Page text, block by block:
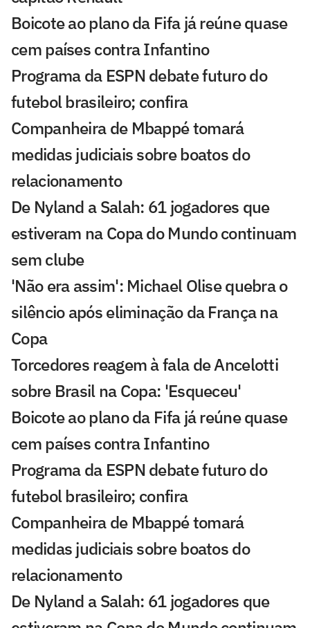
Boicote ao plano da Fifa já reúne quase
cem países contra Infantino
Programa da ESPN debate futuro do
futebol brasileiro; confira
Companheira de Mbappé tomará
medidas judiciais sobre boatos do
relacionamento
De Nyland a Salah: 61 jogadores que
estiveram na Copa do Mundo continuam
sem clube
'Não era assim': Michael Olise quebra o
silêncio após eliminação da França na
Copa
Torcedores reagem à fala de Ancelotti
sobre Brasil na Copa: 'Esqueceu'
Boicote ao plano da Fifa já reúne quase
cem países contra Infantino
Programa da ESPN debate futuro do
futebol brasileiro; confira
Companheira de Mbappé tomará
medidas judiciais sobre boatos do
relacionamento
De Nyland a Salah: 61 jogadores que